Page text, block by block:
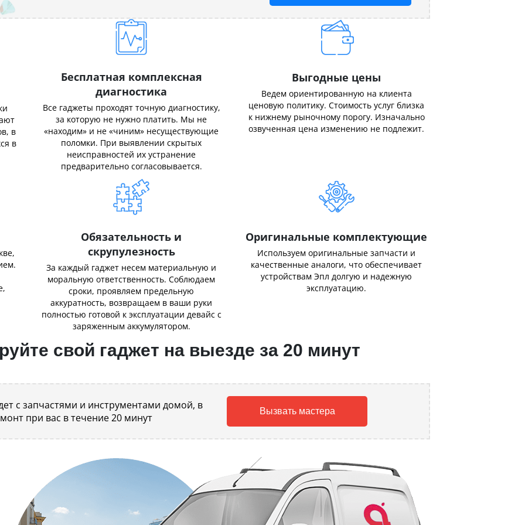
в
в
Бесплатная комплексная
диагностика
Все гаджеты проходят точную диагностику,
за которую не нужно платить. Мы не
«находим» и не «чиним» несуществующие
поломки. При выявлении скрытых
неисправностей их устранение
предварительно согласовывается.
Выгодные цены
Ведем ориентированную на клиента
ценовую политику. Стоимость услуг близка
к нижнему рыночному порогу. Изначально
озвученная цена изменению не подлежит.
Обязательность и
скрупулезность
За каждый гаджет несем материальную и
моральную ответственность. Соблюдаем
сроки, проявляем предельную
аккуратность, возвращаем в ваши руки
полностью готовой к эксплуатации девайс с
заряженным аккумулятором.
Оригинальные комплектующие
Используем оригинальные запчасти и
качественные аналоги, что обеспечивает
устройствам Эпл долгую и надежную
эксплуатацию.
свой гаджет на выезде за 20 минут
с запчастями и инструментами домой, в
при вас в течение 20 минут
Вызвать мастера